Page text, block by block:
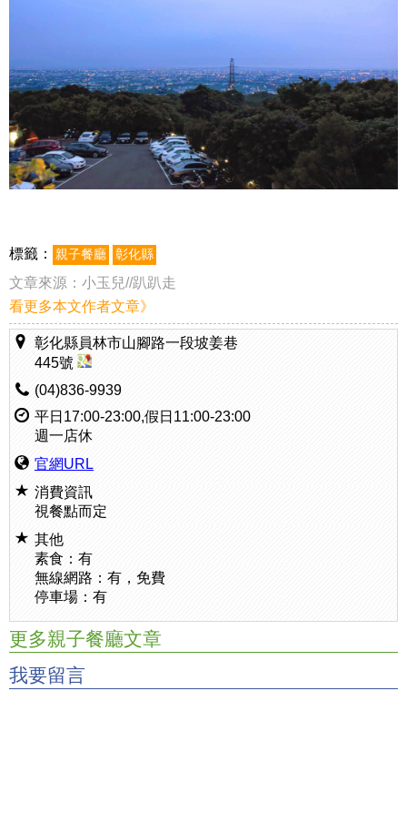
標籤： 親子餐廳 彰化縣
文章來源： 小玉兒//趴趴走
看更多本文作者文章》
彰化縣員林市山腳路一段坡姜巷
445號
(04)836-9939
平日17:00-23:00,假日11:00-23:00
週一店休
官網URL
消費資訊
視餐點而定
其他
素食：有
無線網路：有，免費
停車場：有
更多親子餐廳文章
我要留言